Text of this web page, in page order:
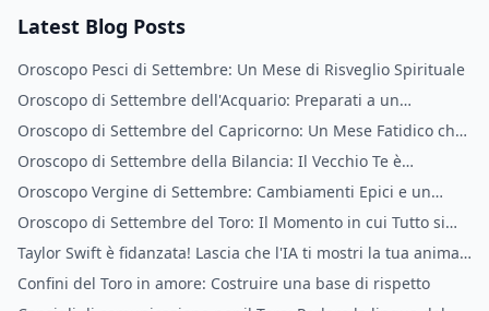
Latest Blog Posts
Oroscopo Pesci di Settembre: Un Mese di Risveglio Spirituale
Oroscopo di Settembre dell'Acquario: Preparati a un
Cambiamento Radicale
Oroscopo di Settembre del Capricorno: Un Mese Fatidico che
Cambia la Vita
Oroscopo di Settembre della Bilancia: Il Vecchio Te è
Scomparso
Oroscopo Vergine di Settembre: Cambiamenti Epici e un
Nuovo Te
Oroscopo di Settembre del Toro: Il Momento in cui Tutto si
Allinea
Taylor Swift è fidanzata! Lascia che l'IA ti mostri la tua anima
gemella
Confini del Toro in amore: Costruire una base di rispetto